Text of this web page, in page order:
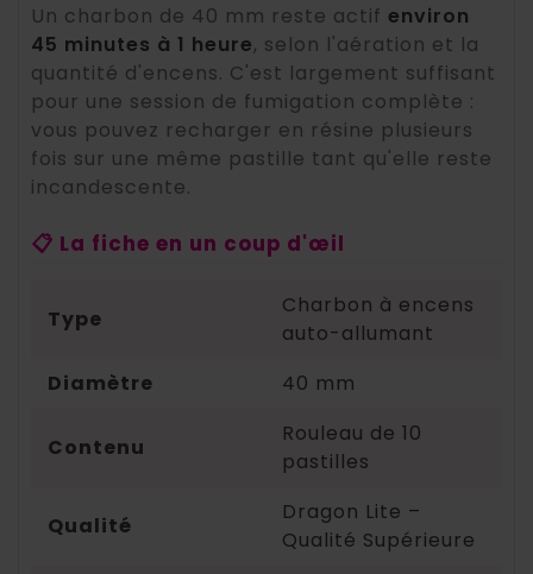
Un charbon de 40 mm reste actif environ
45 minutes à 1 heure, selon l'aération et la
quantité d'encens. C'est largement suffisant
pour une session de fumigation complète :
vous pouvez recharger en résine plusieurs
fois sur une même pastille tant qu'elle reste
incandescente.
📋 La fiche en un coup d'œil
Type
Charbon à encens
auto-allumant
Diamètre
40 mm
Contenu
Rouleau de 10
pastilles
Qualité
Dragon Lite –
Qualité Supérieure